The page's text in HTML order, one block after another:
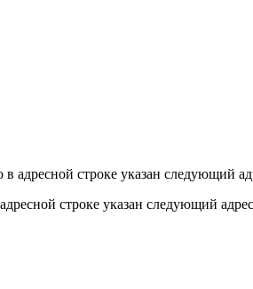
адресной строке указан следующий
строке указан следующий